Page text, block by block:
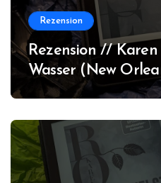
Rezension
Rezension // Karen
Wasser (New